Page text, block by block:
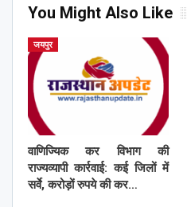
You Might Also Like
जयपुर
वाणिज्यिक कर विभाग की
राज्यव्यापी कार्रवाई: कई जिलों में
सर्वे, करोड़ों रुपये की कर…